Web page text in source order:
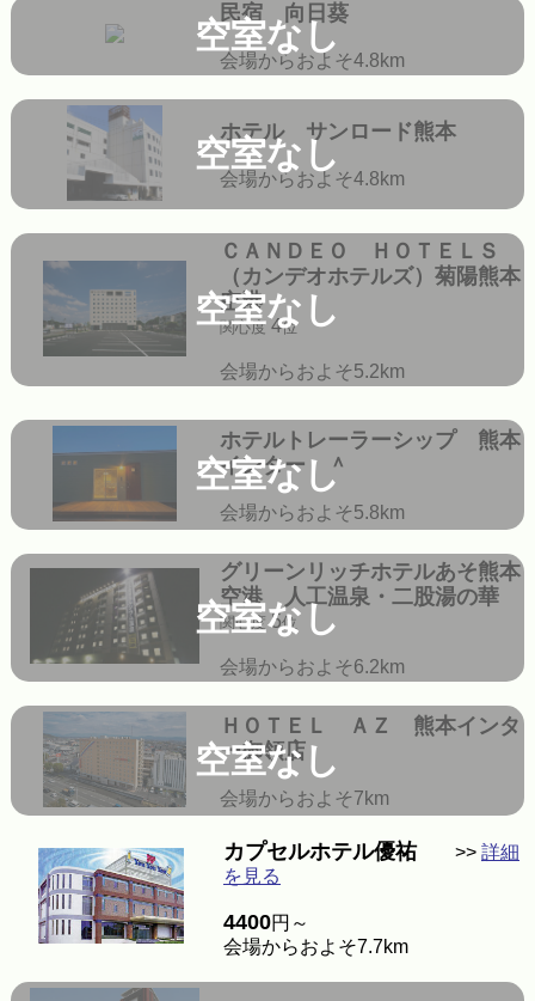
空室なし
民宿 向日葵
会場からおよそ4.8km
空室なし
ホテル サンロード熊本
会場からおよそ4.8km
空室なし
ＣＡＮＤＥＯ ＨＯＴＥＬＳ
（カンデオホテルズ）菊陽熊本
空港
関心度 4位
会場からおよそ5.2km
空室なし
ホテルトレーラーシップ 熊本
インター ＾
会場からおよそ5.8km
空室なし
グリーンリッチホテルあそ熊本
空港 人工温泉・二股湯の華
関心度5位
会場からおよそ6.2km
空室なし
ＨＯＴＥＬ ＡＺ 熊本インタ
ー御領店
会場からおよそ7km
カプセルホテル優祐>> 詳細
を見る
4400円～
会場からおよそ7.7km